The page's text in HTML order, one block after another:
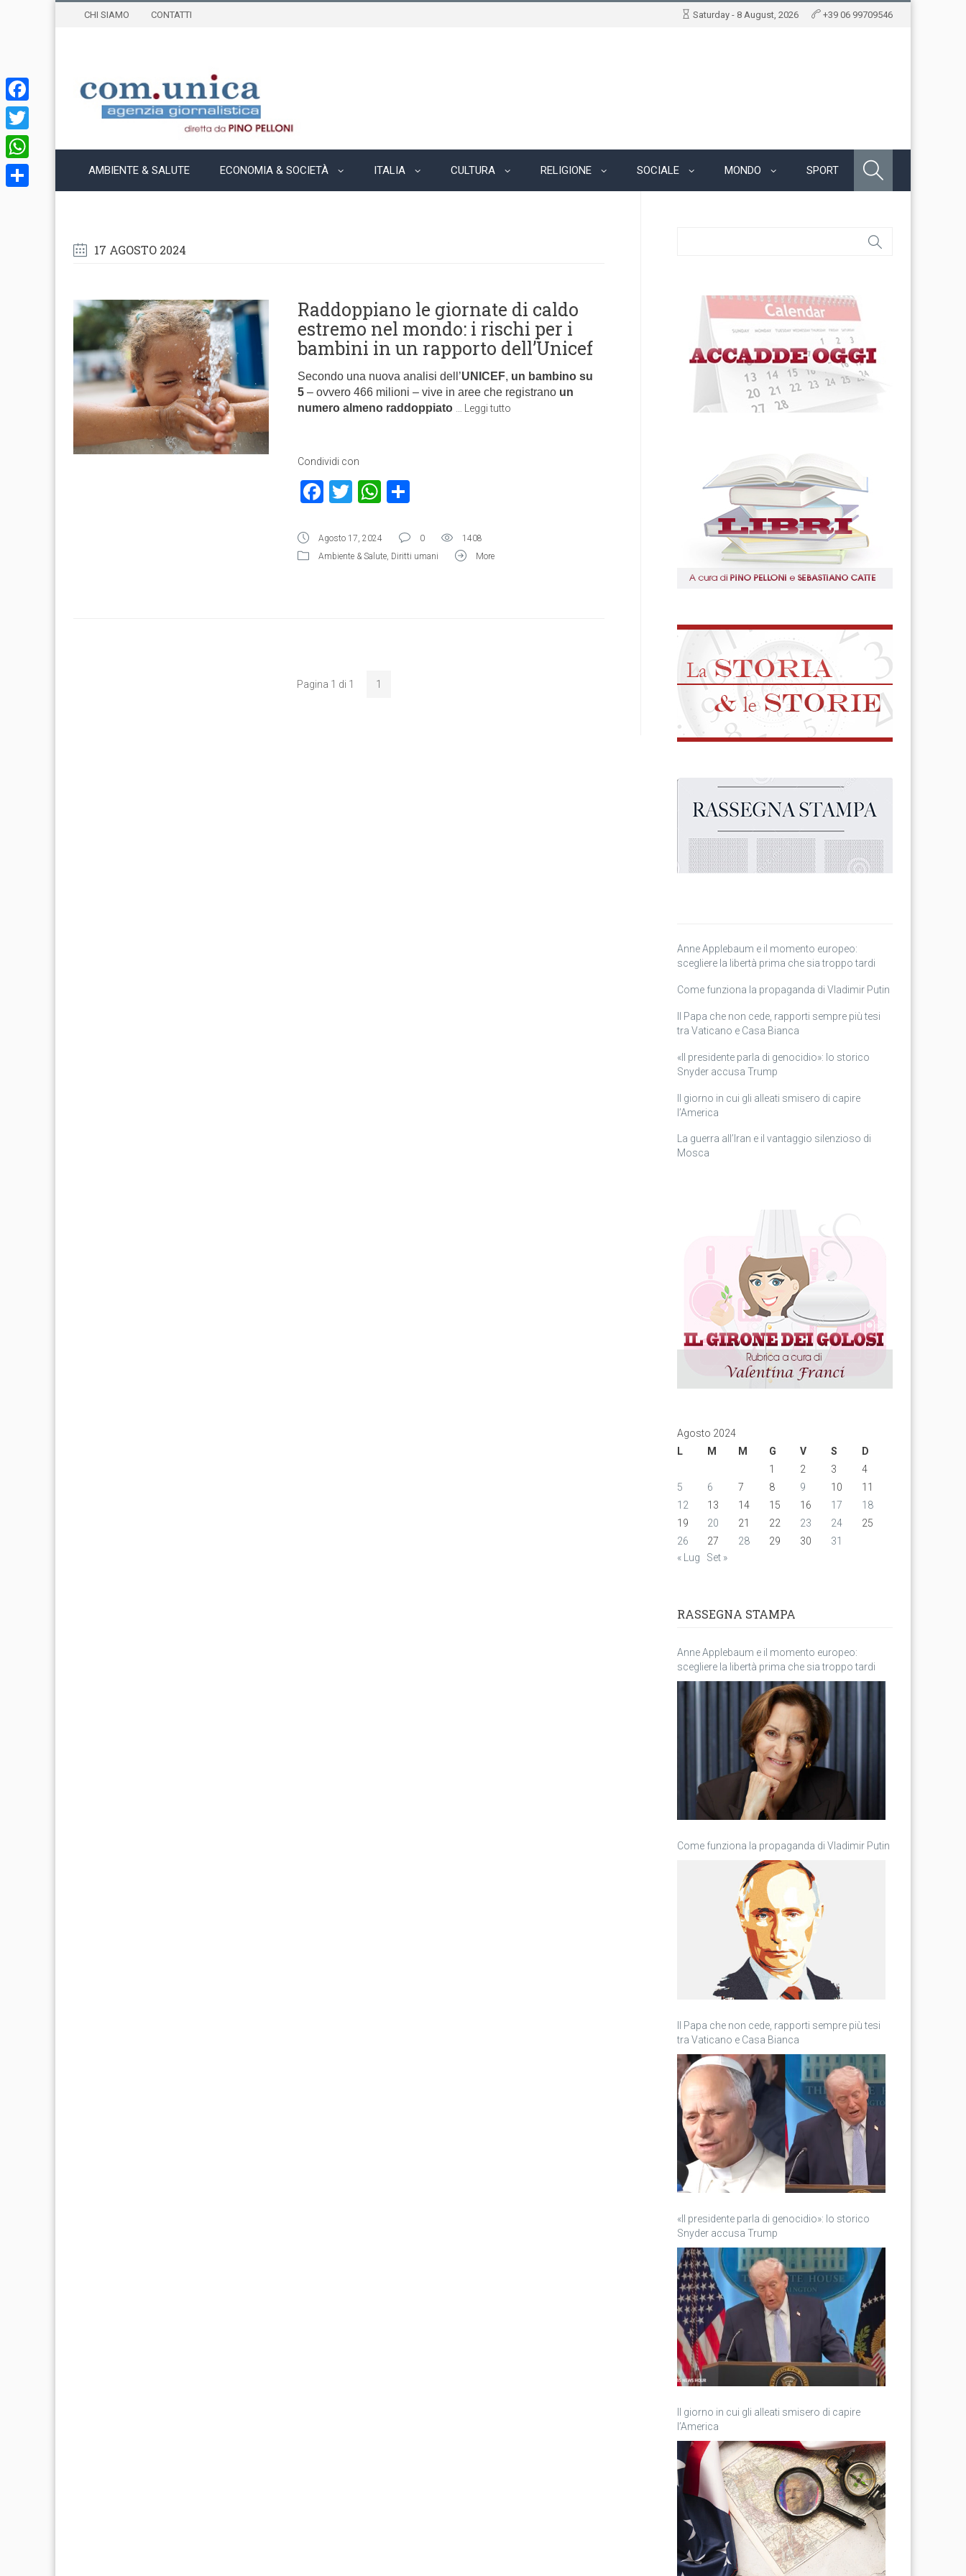
CHI SIAMO CONTATTI Saturday - 8 August, 2026 +39 06 99709546
AMBIENTE & SALUTE ECONOMIA & SOCIETÀ ITALIA CULTURA RELIGIONE SOCIALE MONDO SPORT
17 AGOSTO 2024
Raddoppiano le giornate di caldo
estremo nel mondo: i rischi per i
bambini in un rapporto dell’Unicef
Secondo una nuova analisi dell’UNICEF, un bambino su
5 – ovvero 466 milioni – vive in aree che registrano un
numero almeno raddoppiato
Leggi tutto
Condividi con
Facebook
TwitterWhatsApp
Agosto 17, 2024 0
1408
Ambiente & Salute, Diritti umani More
Pagina 1 di 1 1
Anne Applebaum e il momento europeo:
scegliere la libertà prima che sia troppo tardi
Come funziona la propaganda di Vladimir Putin
Il Papa che non cede, rapporti sempre più tesi
tra Vaticano e Casa Bianca
«Il presidente parla di genocidio»: lo storico
Snyder accusa Trump
Il giorno in cui gli alleati smisero di capire
l’America
La guerra all’Iran e il vantaggio silenzioso di
Mosca
Agosto 2024
L
M M G V S
D
1
2 3
4
5
6 7 8 9 10
11
12
13 14 15 16 17
18
19
20 21 22 23 24
25
26
27 28 29 30
31
« Lug
Set »
RASSEGNA STAMPA
Anne Applebaum e il momento europeo:
scegliere la libertà prima che sia troppo tardi
Come funziona la propaganda di Vladimir Putin
Il Papa che non cede, rapporti sempre più tesi
tra Vaticano e Casa Bianca
«Il presidente parla di genocidio»: lo storico
Snyder accusa Trump
Il giorno in cui gli alleati smisero di capire
l’America
Facebook
Twitter
WhatsApp